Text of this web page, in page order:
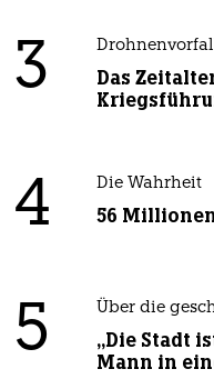
3
Das
4 Die Wahrheit
56
5 Über die
„Die Stadt
Mann in